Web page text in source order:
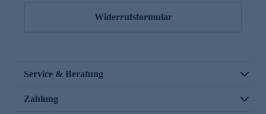
Widerrufsformular
Service & Beratung
Zahlung